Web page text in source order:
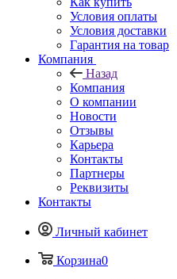
Условия оплаты
Условия доставки
Гарантия на товар
Компания
Назад
Компания
О компании
Новости
Отзывы
Карьера
Контакты
Партнеры
Реквизиты
Контакты
Личный кабинет
Корзина0